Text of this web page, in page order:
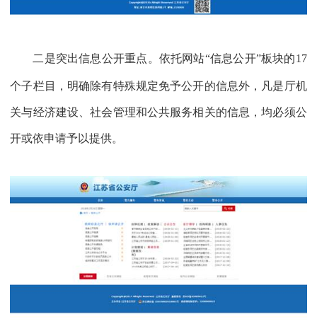
二是突出信息公开重点。依托网站“信息公开”板块的17
个子栏目，明确除有特殊规定免予公开的信息外，凡是厅机
关与经济建设、社会管理和公共服务相关的信息，均必须公
开或依申请予以提供。